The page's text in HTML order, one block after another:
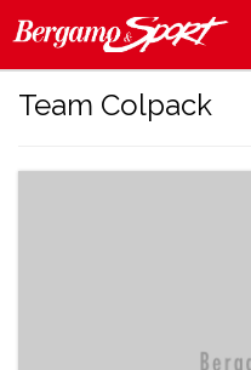
Team Colpack